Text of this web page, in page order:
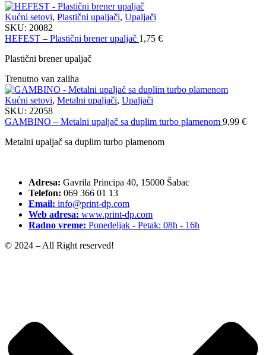
Kućni setovi, Plastični upaljači, Upaljači
SKU: 20082
HEFEST – Plastični brener upaljač 1,75 €
Plastični brener upaljač
Trenutno van zaliha
Kućni setovi, Metalni upaljači, Upaljači
SKU: 22058
GAMBINO – Metalni upaljač sa duplim turbo plamenom 9,99 €
Metalni upaljač sa duplim turbo plamenom
Adresa: Gavrila Principa 40, 15000 Šabac
Telefon: 069 366 01 13
Email: info@print-dp.com
Web adresa: www.print-dp.com
Radno vreme: Ponedeljak - Petak: 08h - 16h
© 2024 – All Right reserved!